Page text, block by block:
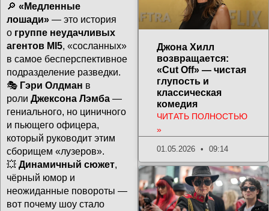
🔎 «Медленные
лошади» — это история
о группе неудачливых
агентов MI5, «сосланных»
в самое бесперспективное
подразделение разведки.
🎭 Гэри Олдман в
роли Джексона Лэмба —
гениального, но циничного
и пьющего офицера,
который руководит этим
сборищем «лузеров».
💥 Динамичный сюжет,
чёрный юмор и
неожиданные повороты —
вот почему шоу стало
Джона Хилл
возвращается:
«Cut Off» — чистая
глупость и
классическая
комедия
ЧИТАТЬ ПОЛНОСТЬЮ
»
01.05.2026 09:14